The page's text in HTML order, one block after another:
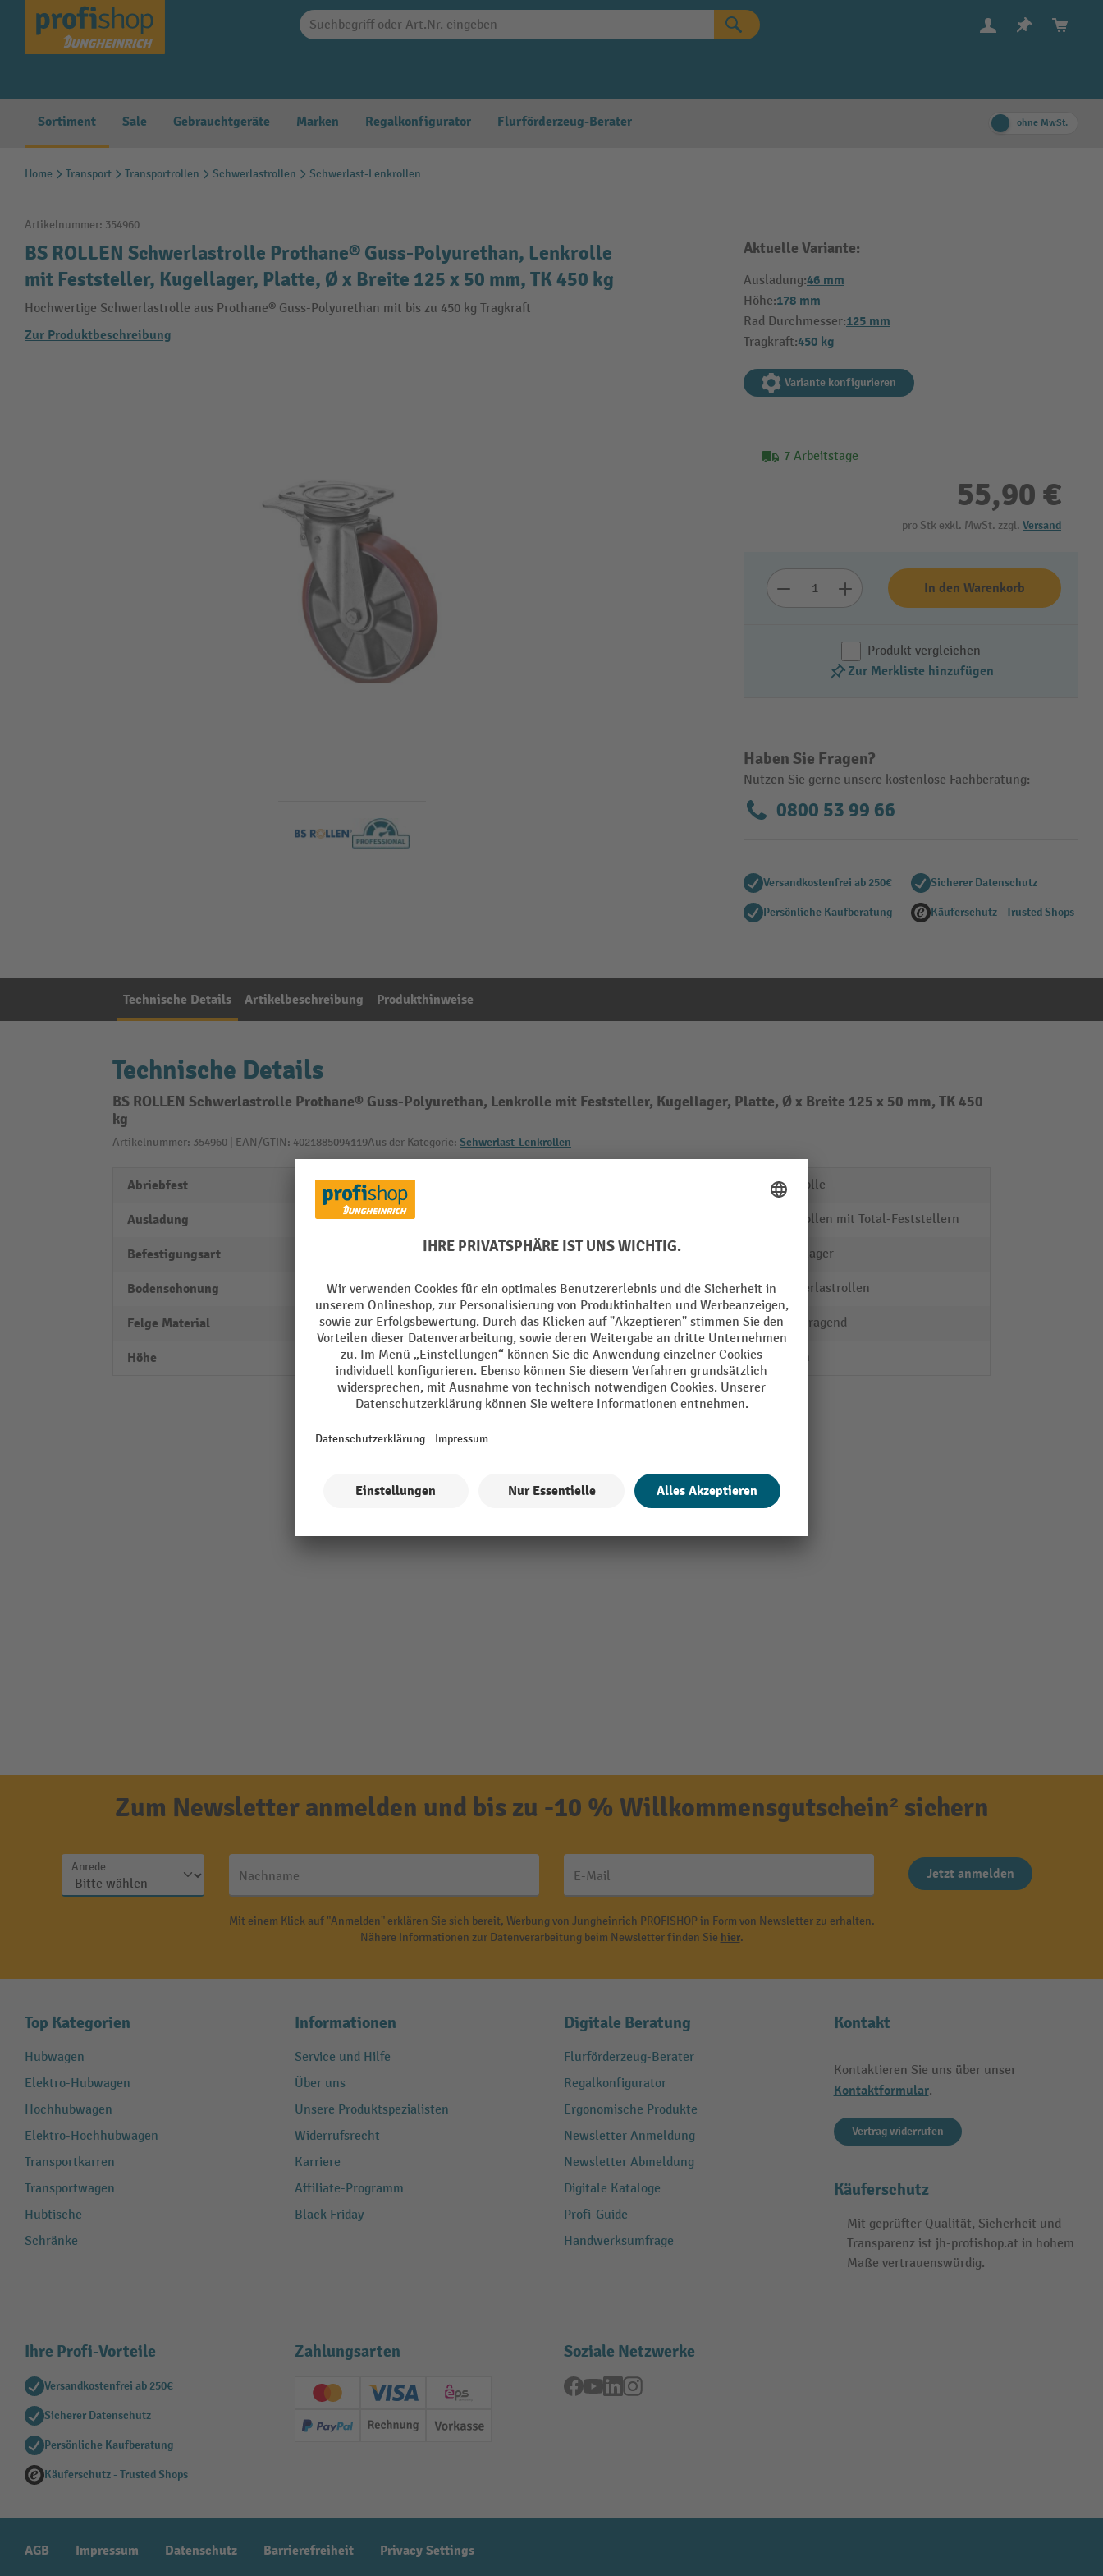
Zur Hauptnavigation springen
Sortiment Sale Gebrauchtgeräte Marken Regalkonfigurator Flurförderzeug-Berater ohne MwSt.
Home Transport Transportrollen Schwerlastrollen Schwerlast-Lenkrollen
Artikelnummer: 354960
BS ROLLEN Schwerlastrolle Prothane® Guss-Polyurethan, Lenkrolle
mit Feststeller, Kugellager, Platte, Ø x Breite 125 x 50 mm, TK 450 kg
Hochwertige Schwerlastrolle aus Prothane® Guss-Polyurethan mit bis zu 450 kg Tragkraft
Zur Produktbeschreibung
Aktuelle Variante:
Ausladung:46 mm
Höhe:178 mm
Rad Durchmesser:125 mm
Tragkraft:450 kg
Variante konfigurieren
7 Arbeitstage
55,90 €
pro Stk exkl. MwSt. zzgl. Versand
In den Warenkorb
Produkt vergleichen
Zur Merkliste hinzufügen
Haben Sie Fragen?
Nutzen Sie gerne unsere kostenlose Fachberatung:
0800 53 99 66
Versandkostenfrei ab 250€ Sicherer Datenschutz
Persönliche Kaufberatung Käuferschutz - Trusted Shops
Technische Details Artikelbeschreibung Produkthinweise
Technische Details
BS ROLLEN Schwerlastrolle Prothane® Guss-Polyurethan, Lenkrolle mit Feststeller, Kugellager, Platte, Ø x Breite 125 x 50 mm, TK 450
kg
Artikelnummer: 354960 | EAN/GTIN: 4021885094119Aus der Kategorie: Schwerlast-Lenkrollen
Abriebfest ja
Ausladung 46 mm
Befestigungsart Anschraubplatte
Bodenschonung befriedigend
Felge Material Aluminium
Höhe 178 mm
Lenkrolle
Lenkrollen mit Total-Feststellern
Rollen Lagerung Kugellager
Rollen Typ Schwerlastrollen
Rollwiderstand hervorragend
Schraubloch Durchmesser 11 mm
Zum Newsletter anmelden und bis zu -10 % Willkommensgutschein² sichern
Anrede
Nachname E-Mail Jetzt anmelden
Mit einem Klick auf "Anmelden" erklären Sie sich bereit, Werbung von Jungheinrich PROFISHOP in Form von Newsletter zu erhalten.
Nähere Informationen zur Datenverarbeitung beim Newsletter finden Sie hier.
Top Kategorien
Hubwagen
Elektro-Hubwagen
Hochhubwagen
Elektro-Hochhubwagen
Transportkarren
Transportwagen
Hubtische
Schränke
Informationen
Service und Hilfe
Über uns
Unsere Produktspezialisten
Widerrufsrecht
Karriere
Affiliate-Programm
Black Friday
Digitale Beratung
Flurförderzeug-Berater
Regalkonfigurator
Ergonomische Produkte
Newsletter Anmeldung
Newsletter Abmeldung
Digitale Kataloge
Profi-Guide
Handwerksumfrage
Kontakt
Kontaktieren Sie uns über unser
Kontaktformular.
Vertrag widerrufen
Käuferschutz
Mit geprüfter Qualität, Sicherheit und
Transparenz ist jh-profishop.at in hohem
Maße vertrauenswürdig.
Ihre Profi-Vorteile
Versandkostenfrei ab 250€
Sicherer Datenschutz
Persönliche Kaufberatung
Käuferschutz - Trusted Shops
Zahlungsarten
Creditcard (Master)Creditcard (Visa)
EPS
PayPal Rechnung Vorkasse
Soziale Netzwerke
Facebook
YouTubeLinkedInInstagram
AGB Impressum Datenschutz Barrierefreiheit Privacy Settings